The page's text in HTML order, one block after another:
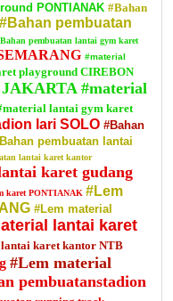
PONTIANAK #Bahan
#Bahan pembuatan
pembuatan lantai gym karet
#material
playground CIREBON
#material
lantai gym karet
lari SOLO #Bahan
pembuatan lantai
lantai karet kantor
karet gudang
karet PONTIANAK #Lem
#Lem material
lantai karet
karet kantor NTB
#Lem material
pembuatanstadion